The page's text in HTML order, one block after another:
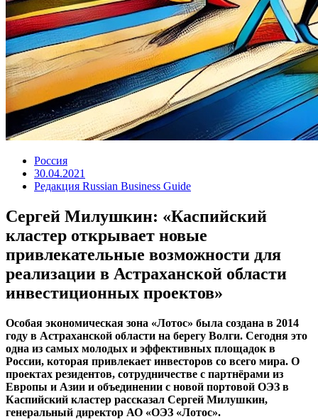
Россия
30.04.2021
Редакция Russian Business Guide
Сергей Милушкин: «Каспийский
кластер открывает новые
привлекательные возможности для
реализации в Астраханской области
инвестиционных проектов»
Особая экономическая зона «Лотос» была создана в 2014
году в Астраханской области на берегу Волги. Сегодня это
одна из самых молодых и эффективных площадок в
России, которая привлекает инвесторов со всего мира. О
проектах резидентов, сотрудничестве с партнёрами из
Европы и Азии и объединении с новой портовой ОЭЗ в
Каспийский кластер рассказал Сергей Милушкин,
генеральный директор АО «ОЭЗ «Лотос».